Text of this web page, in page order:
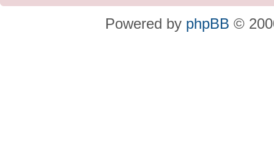
Powered by phpBB ©